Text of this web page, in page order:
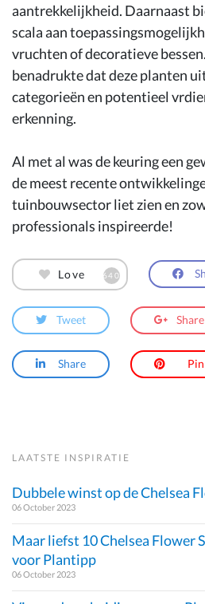
aantrekkelijkheid. Daarnaast
scala aan
vruchten of decoratieve
benadrukte dat deze planten
categorieën en potentieel
erkenning.
Al met al was de keuring een
de meest recente
tuinbouwsector liet zien en
professionals inspireerde!
Love 640
Tweet Share
Share Pin
LAATSTE INSPIRATIE
Dubbele winst op de Chelsea
06 October 2023
Maar liefst 10 Chelsea Flower
voor Plantipp
06 October 2023